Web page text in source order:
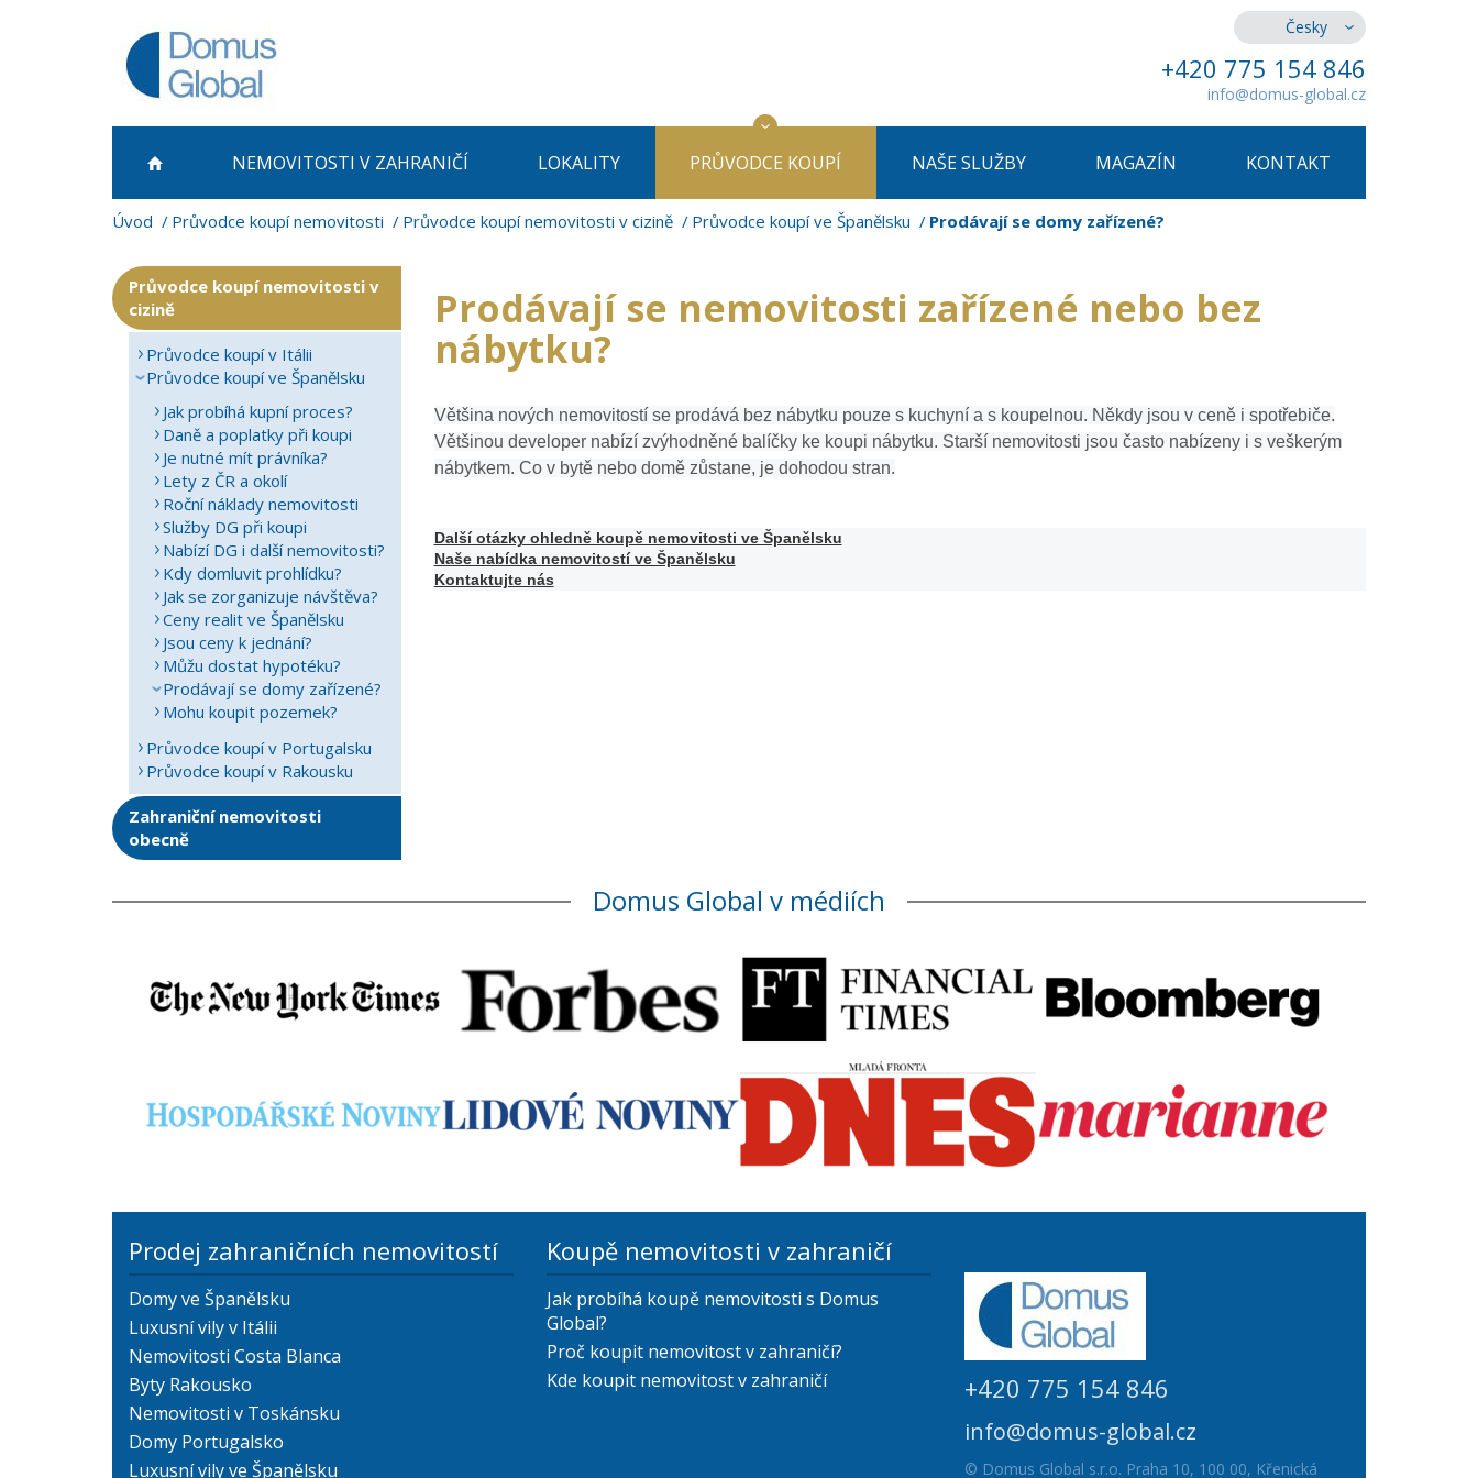
Česky
+420 775 154 846
info@domus-global.cz
NEMOVITOSTI V ZAHRANIČÍ LOKALITY PRŮVODCE KOUPÍ NAŠE SLUŽBY MAGAZÍN KONTAKT
Úvod Průvodce koupí nemovitosti Průvodce koupí nemovitosti v cizině Průvodce koupí ve Španělsku Prodávají se domy zařízené?
Průvodce koupí nemovitosti v
cizině
Průvodce koupí v Itálii
Průvodce koupí ve Španělsku
Jak probíhá kupní proces?
Daně a poplatky při koupi
Je nutné mít právníka?
Lety z ČR a okolí
Roční náklady nemovitosti
Služby DG při koupi
Nabízí DG i další nemovitosti?
Kdy domluvit prohlídku?
Jak se zorganizuje návštěva?
Ceny realit ve Španělsku
Jsou ceny k jednání?
Můžu dostat hypotéku?
Prodávají se domy zařízené?
Mohu koupit pozemek?
Průvodce koupí v Portugalsku
Průvodce koupí v Rakousku
Zahraniční nemovitosti
obecně
Prodávají se nemovitosti zařízené nebo bez
nábytku?
Většina nových nemovitostí se prodává bez nábytku pouze s kuchyní a s koupelnou. Někdy jsou v ceně i spotřebiče.
Většinou developer nabízí zvýhodněné balíčky ke koupi nábytku. Starší nemovitosti jsou často nabízeny i s veškerým
nábytkem. Co v bytě nebo domě zůstane, je dohodou stran.
Další otázky ohledně koupě nemovitosti ve Španělsku
Naše nabídka nemovitostí ve Španělsku
Kontaktujte nás
Domus Global v médiích
Prodej zahraničních nemovitostí
Domy ve Španělsku
Luxusní vily v Itálii
Nemovitosti Costa Blanca
Byty Rakousko
Nemovitosti v Toskánsku
Domy Portugalsko
Luxusní vily ve Španělsku
Koupě nemovitosti v zahraničí
Jak probíhá koupě nemovitosti s Domus
Global?
Proč koupit nemovitost v zahraničí?
Kde koupit nemovitost v zahraničí
+420 775 154 846
info@domus-global.cz
© Domus Global s.r.o. Praha 10, 100 00, Křenická